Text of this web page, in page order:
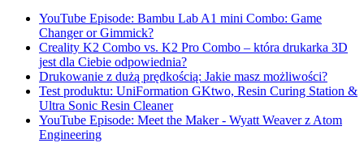
YouTube Episode: Bambu Lab A1 mini Combo: Game
Changer or Gimmick?
Creality K2 Combo vs. K2 Pro Combo – która drukarka 3D
jest dla Ciebie odpowiednia?
Drukowanie z dużą prędkością: Jakie masz możliwości?
Test produktu: UniFormation GKtwo, Resin Curing Station &
Ultra Sonic Resin Cleaner
YouTube Episode: Meet the Maker - Wyatt Weaver z Atom
Engineering